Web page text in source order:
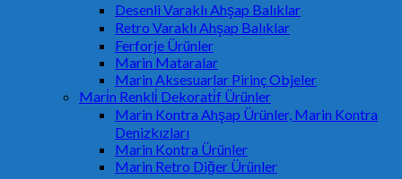
Desenli Varaklı Ahşap Balıklar
Retro Varaklı Ahşap Balıklar
Ferforje Ürünler
Marin Mataralar
Marin Aksesuarlar Pirinç Objeler
Mari̇n Renkli̇ Dekorati̇f Ürünler
Marin Kontra Ahşap Ürünler, Marin Kontra
Denizkızları
Marin Kontra Ürünler
Marin Retro Diğer Ürünler